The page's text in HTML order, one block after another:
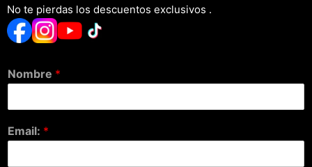
No te pierdas los descuentos exclusivos .
Nombre *
Email: *